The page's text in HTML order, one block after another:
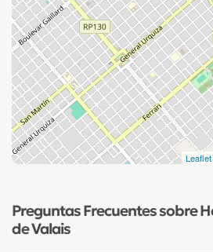
Leaflet
Preguntas Frecuentes sobre
de Valais